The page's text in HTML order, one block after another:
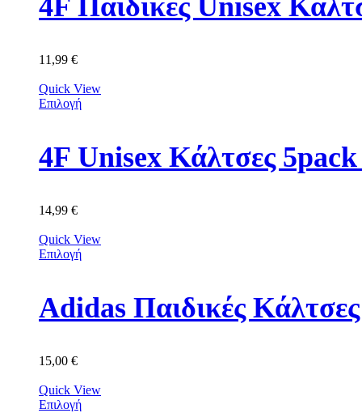
4F Παιδικές Unisex
11,99 €
Quick View
Επιλογή
4F Unisex Κάλτσες
14,99 €
Quick View
Επιλογή
Adidas Παιδικές
15,00 €
Quick View
Επιλογή